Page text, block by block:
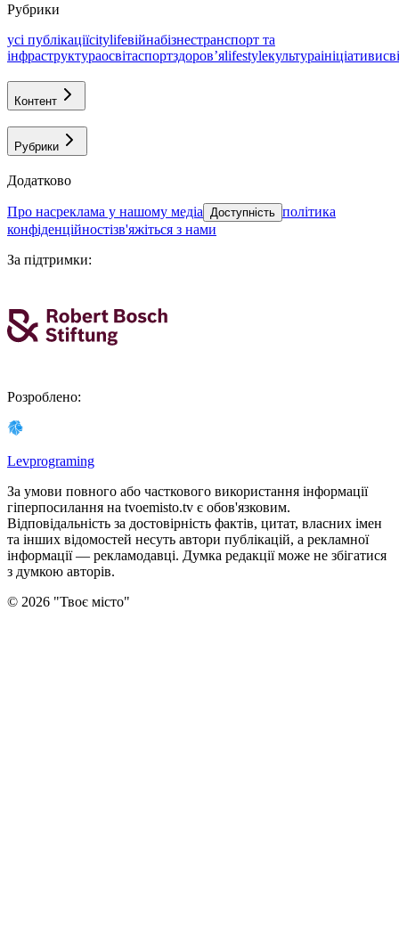
Рубрики
усі публікаціїcitylifeвійнабізнестранспорт та
інфраструктураосвітаспортздоровʼяlifestyleкультураініціативи
Контент
Рубрики
Додатково
про насреклама у нашому медіа Доступність політика
конфіденційностізв'яжіться з нами
За підтримки:
Розроблено:
Levprograming
За умови повного або часткового використання iнформацiї
гіперпосилання на tvoemisto.tv є обов'язковим.
Відповідальність за достовірність фактів, цитат, власних імен
та інших відомостей несуть автори публікацій, а рекламної
інформації — рекламодавці. Думка редакцiї може не збiгатися
з думкою авторiв.
© 2026 "Твоє місто"